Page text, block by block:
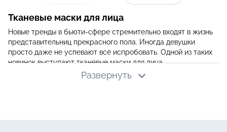
Тканевые маски для лица
Новые тренды в бьюти-сфере стремительно входят в жизнь
представительниц прекрасного пола. Иногда девушки
просто даже не успевают всё испробовать. Одной из таких
новинок выступают тканевые маски для лица.
Тканевые маски – это удивительное решение для тех, у кого
Развернуть